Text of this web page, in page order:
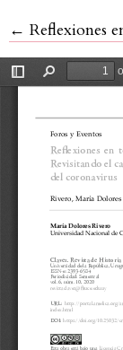
← Volver a los
Reflexiones en torno a pandemias de ayer